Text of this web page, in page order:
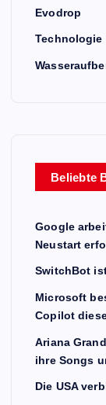
Evodrop
Technologie
Beliebte
Google
Neustart
SwitchBot
Microsoft
Copilot
Ariana
ihre Songs
Die USA